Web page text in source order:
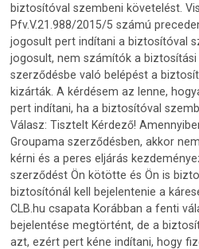
biztosítóval szembeni követelést.
Pfv.V.21.988/2015/5 számú
jogosult pert indítani a biztosítóval
jogosult, nem számítók a
szerződésbe való belépést a
kizárták. A kérdésem az lenne,
pert indítani, ha a biztosítóval
Válasz: Tisztelt Kérdező!
Groupama szerződésben, akkor
kérni és a peres eljárás
szerződést Ön kötötte és Ön is
biztosítónál kell bejelentenie a
CLB.hu csapata Korábban a fenti
bejelentése megtörtént, de a
azt, ezért pert kéne indítani, hogy